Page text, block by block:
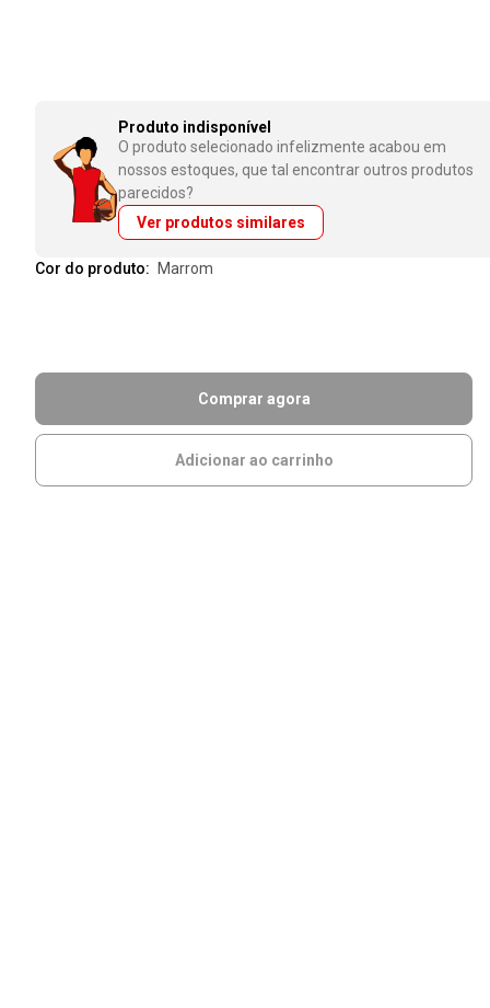
Produto indisponível
O produto selecionado infelizmente acabou em
nossos estoques, que tal encontrar outros produtos
parecidos?
Ver produtos similares
Cor do produto: marrom
Comprar agora
Adicionar ao carrinho